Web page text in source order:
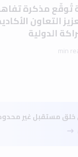
تُوقّع مذكرة
التعاون
الدولية
مستقبل غير